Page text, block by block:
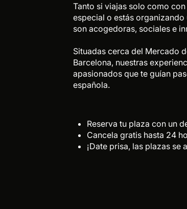
Tanto si viajas solo como
especial o estás
son acogedoras, sociales e
Situadas cerca del Mercado
Barcelona, nuestras
apasionados que te guían
española.
Reserva tu plaza con un
Cancela gratis hasta 24
¡Date prisa, las plazas se